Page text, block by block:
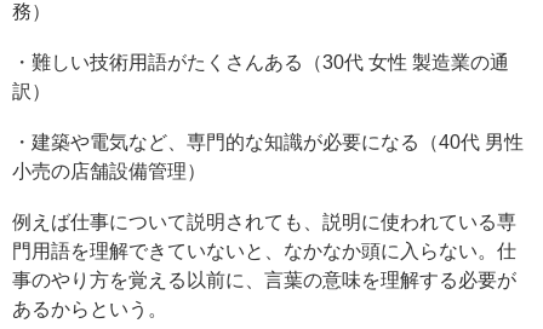
務）
・難しい技術用語がたくさんある（30代 女性 製造業の通
訳）
・建築や電気など、専門的な知識が必要になる（40代 男性
小売の店舗設備管理）
例えば仕事について説明されても、説明に使われている専
門用語を理解できていないと、なかなか頭に入らない。仕
事のやり方を覚える以前に、言葉の意味を理解する必要が
あるからという。